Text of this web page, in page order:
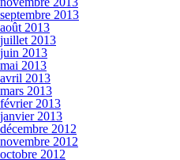
septembre 2013
août 2013
juillet 2013
juin 2013
mai 2013
avril 2013
mars 2013
février 2013
janvier 2013
décembre 2012
novembre 2012
octobre 2012